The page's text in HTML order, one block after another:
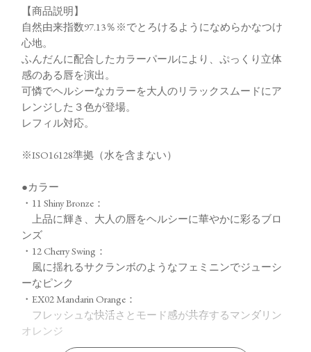
【商品説明】
自然由来指数97.13％※でとろけるようになめらかなつけ
心地。
ふんだんに配合したカラーパールにより、ぷっくり立体
感のある唇を演出。
可憐でヘルシーなカラーを大人のリラックスムードにア
レンジした３色が登場。
レフィル対応。
※ISO16128準拠（水を含まない）
●カラー
・11 Shiny Bronze：
上品に輝き、大人の唇をヘルシーに華やかに彩るブロ
ンズ
・12 Cherry Swing：
風に揺れるサクランボのようなフェミニンでジューシ
ーなピンク
・EX02 Mandarin Orange：
フレッシュな快活さとモード感が共存するマンダリン
オレンジ